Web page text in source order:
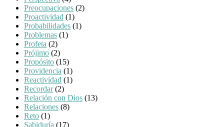
Preocupaciones (2)
Proactividad (1)
Probabilidades (1)
Problemas (1)
Profeta (2)
Prójimo (2)
Propósito (15)
Providencia (1)
Reactividad (1)
Recordar(2)
Relación con Dios (13)
Relaciones (8)
Reto (1)
Sabiduría (17)